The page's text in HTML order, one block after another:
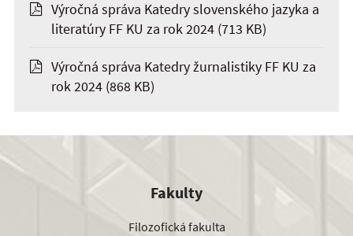
Výročná správa Katedry slovenského jazyka a
literatúry FF KU za rok 2024 (713 KB)
Výročná správa Katedry žurnalistiky FF KU za
rok 2024 (868 KB)
Fakulty
Filozofická fakulta